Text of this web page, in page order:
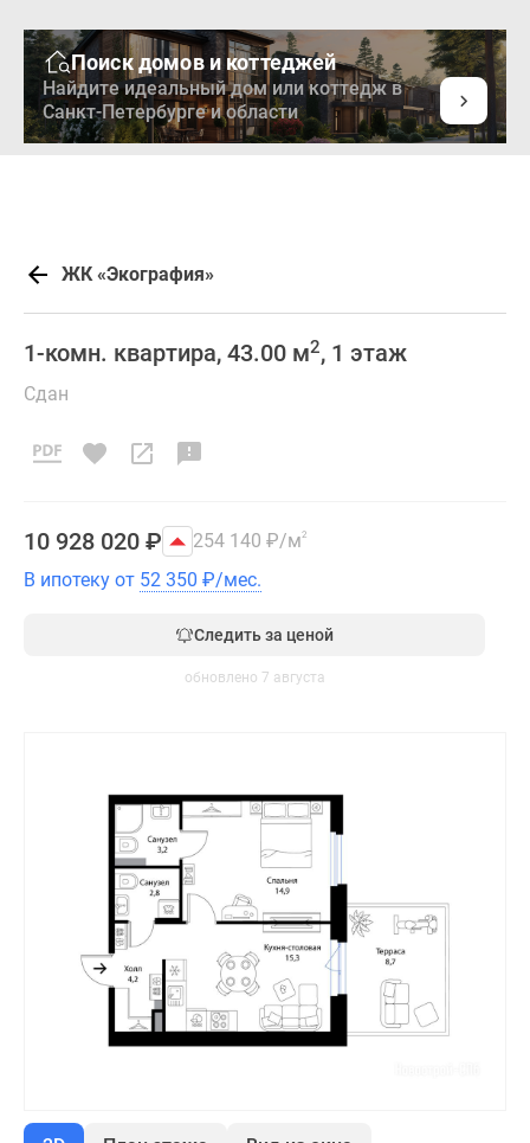
Поиск домов и коттеджей
Найдите идеальный дом или коттедж в
Санкт-Петербурге и области
ЖК «Экография»
1-комн. квартира, 43.00 м2, 1 этаж
Сдан
10 928 020 ₽ 254 140 ₽/м2
В ипотеку от 52 350 ₽/мес.
Следить за ценой
обновлено 7 августа